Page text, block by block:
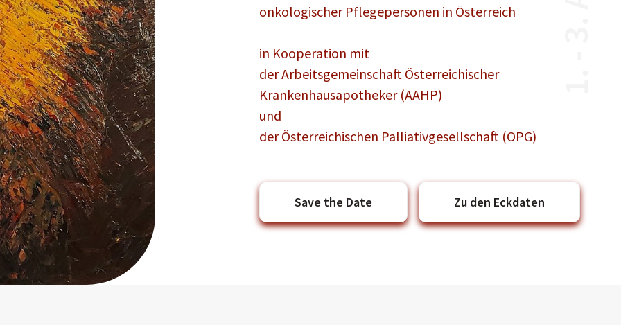
onkologischer Pflegepersonen in Österreich
in Kooperation mit
der Arbeitsgemeinschaft Österreichischer
Krankenhausapotheker (AAHP)
und
der Österreichischen Palliativgesellschaft (OPG)
Save the Date Zu den Eckdaten